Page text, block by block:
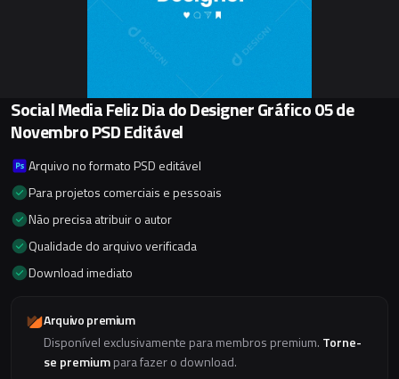
Social Media Feliz Dia do Designer Gráfico 05 de
Novembro PSD Editável
Arquivo no formato PSD editável
Para projetos comerciais e pessoais
Não precisa atribuir o autor
Qualidade do arquivo verificada
Download imediato
Arquivo premium
Disponível exclusivamente para membros premium. Torne-
se premiumpara fazer o download.